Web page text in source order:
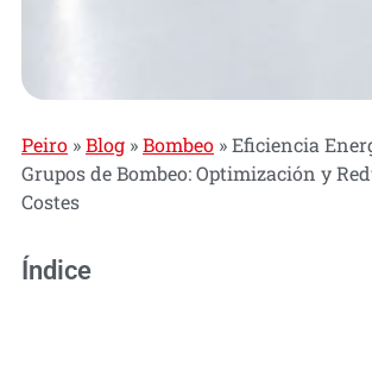
Peiro »Blog »Bombeo »Eficiencia
Grupos de Bombeo: Optimización y
Costes
Índice